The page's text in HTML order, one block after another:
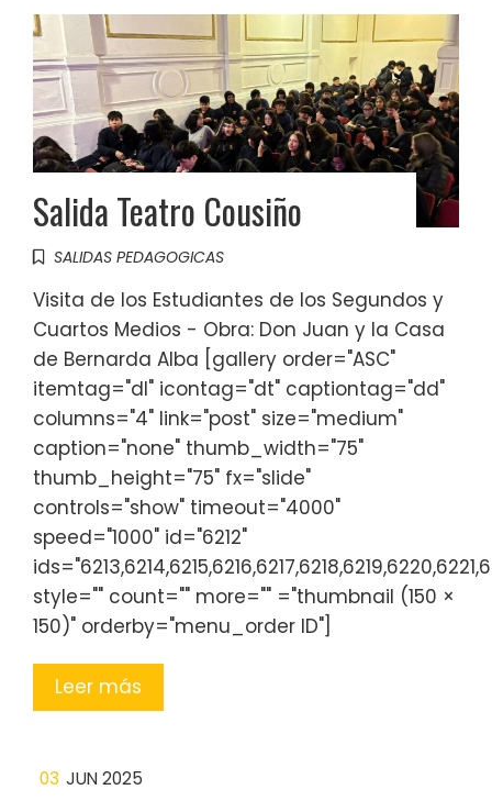
Salida Teatro Cousiño
SALIDAS PEDAGOGICAS
Visita de los Estudiantes de los Segundos y
Cuartos Medios - Obra: Don Juan y la Casa
de Bernarda Alba [gallery order="ASC"
itemtag="dl" icontag="dt" captiontag="dd"
columns="4" link="post" size="medium"
caption="none" thumb_width="75"
thumb_height="75" fx="slide"
controls="show" timeout="4000"
speed="1000" id="6212"
style="" count="" more="" ="thumbnail (150 ×
150)" orderby="menu_order ID"]
Leer más
03 JUN 2025